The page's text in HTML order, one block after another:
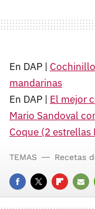
En DAP |
mandarinas
En DAP | El mejor
Mario Sandoval
Coque (2 estrellas
FACEBOOK
TWITTERFLIPBOARD
E-
TEMAS Recetas